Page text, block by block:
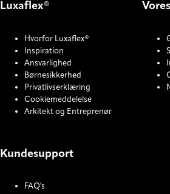
Luxaflex®
Hvorfor Luxaflex®
Inspiration
Ansvarlighed
Børnesikkerhed
Privatlivserklæring
Cookiemeddelelse
Arkitekt og Entreprenør
Kundesupport
FAQ's